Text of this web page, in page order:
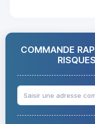
COMMANDE